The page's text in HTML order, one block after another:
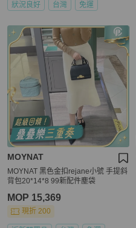
狀況良好 台灣 免運
MOYNAT
MOYNAT 黑色金扣rejane小號 手提斜
背包20*14*8 99新配件塵袋
MOP 15,369
現折 200